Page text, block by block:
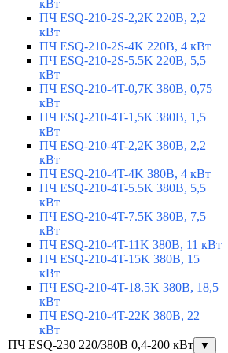
кВт
ПЧ ESQ-210-2S-2,2K 220В, 2,2
кВт
ПЧ ESQ-210-2S-4K 220В, 4 кВт
ПЧ ESQ-210-2S-5.5K 220В, 5,5
кВт
ПЧ ESQ-210-4T-0,7K 380В, 0,75
кВт
ПЧ ESQ-210-4T-1,5K 380В, 1,5
кВт
ПЧ ESQ-210-4T-2,2K 380В, 2,2
кВт
ПЧ ESQ-210-4T-4K 380В, 4 кВт
ПЧ ESQ-210-4T-5.5K 380В, 5,5
кВт
ПЧ ESQ-210-4T-7.5K 380В, 7,5
кВт
ПЧ ESQ-210-4T-11K 380В, 11 кВт
ПЧ ESQ-210-4T-15K 380В, 15
кВт
ПЧ ESQ-210-4T-18.5K 380В, 18,5
кВт
ПЧ ESQ-210-4T-22K 380В, 22
кВт
ПЧ ESQ-230 220/380В 0,4-200 кВт
▼